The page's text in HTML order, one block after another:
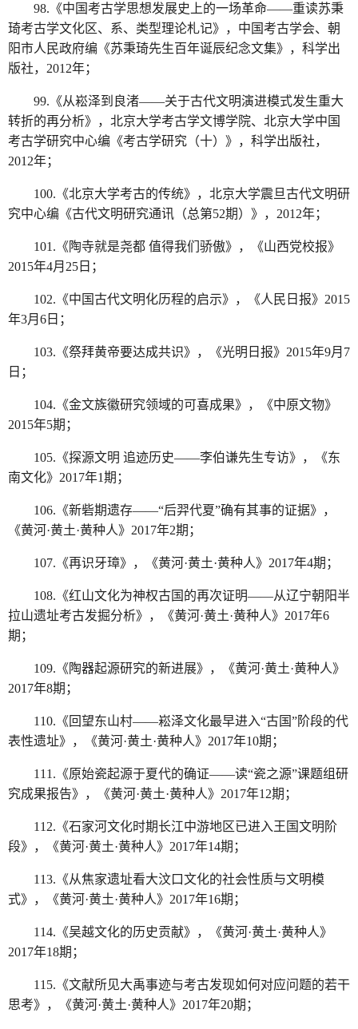
98.《中国考古学思想发展史上的一场革命——重读苏秉
琦考古学文化区、系、类型理论札记》，中国考古学会、朝
阳市人民政府编《苏秉琦先生百年诞辰纪念文集》，科学出
版社，2012年；
99.《从崧泽到良渚——关于古代文明演进模式发生重大
转折的再分析》，北京大学考古学文博学院、北京大学中国
考古学研究中心编《考古学研究（十）》，科学出版社，
2012年；
100.《北京大学考古的传统》，北京大学震旦古代文明研
究中心编《古代文明研究通讯（总第52期）》，2012年；
101.《陶寺就是尧都 值得我们骄傲》，《山西党校报》
2015年4月25日；
102.《中国古代文明化历程的启示》，《人民日报》2015
年3月6日；
103.《祭拜黄帝要达成共识》，《光明日报》2015年9月7
日；
104.《金文族徽研究领域的可喜成果》，《中原文物》
2015年5期；
105.《探源文明 追迹历史——李伯谦先生专访》，《东
南文化》2017年1期；
106.《新砦期遗存——“后羿代夏”确有其事的证据》，
《黄河·黄土·黄种人》2017年2期；
107.《再识牙璋》，《黄河·黄土·黄种人》2017年4期；
108.《红山文化为神权古国的再次证明——从辽宁朝阳半
拉山遗址考古发掘分析》，《黄河·黄土·黄种人》2017年6
期；
109.《陶器起源研究的新进展》，《黄河·黄土·黄种人》
2017年8期；
110.《回望东山村——崧泽文化最早进入“古国”阶段的代
表性遗址》，《黄河·黄土·黄种人》2017年10期；
111.《原始瓷起源于夏代的确证——读“瓷之源”课题组研
究成果报告》，《黄河·黄土·黄种人》2017年12期；
112.《石家河文化时期长江中游地区已进入王国文明阶
段》，《黄河·黄土·黄种人》2017年14期；
113.《从焦家遗址看大汶口文化的社会性质与文明模
式》，《黄河·黄土·黄种人》2017年16期；
114.《吴越文化的历史贡献》，《黄河·黄土·黄种人》
2017年18期；
115.《文献所见大禹事迹与考古发现如何对应问题的若干
思考》，《黄河·黄土·黄种人》2017年20期；